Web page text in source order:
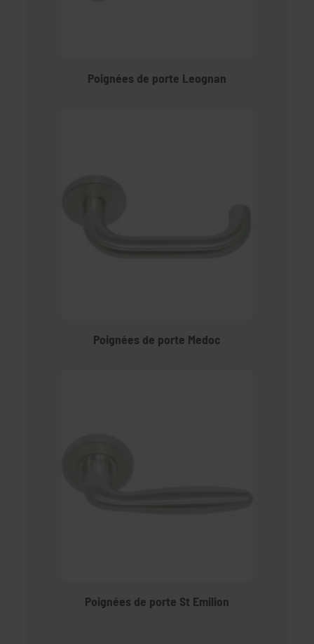
Poignées de porte Leognan
Poignées de porte Medoc
Poignées de porte St Emilion